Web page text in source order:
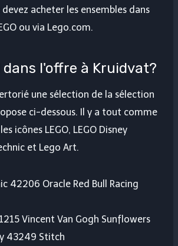
acheter les ensembles dans
ou via Lego.com.
l'offre à Kruidvat?
une sélection de la sélection
ci-dessous. Il y a tout comme
icônes LEGO, LEGO Disney
et Lego Art.
42206 Oracle Red Bull Racing
Vincent Van Gogh Sunflowers
43249 Stitch